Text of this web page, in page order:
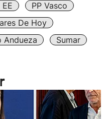
EE
PP Vasco
De Hoy
Andueza Sumar